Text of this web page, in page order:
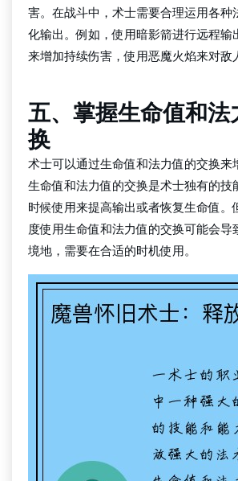
害。在战斗中，术士需要合理运用各种
化输出。例如，使用暗影箭进行远程输
来增加持续伤害，使用恶魔火焰来对敌
五、掌握生命值和法
换
术士可以通过生命值和法力值的交换来
生命值和法力值的交换是术士独有的技
时候使用来提高输出或者恢复生命值。
度使用生命值和法力值的交换可能会导
境地，需要在合适的时机使用。